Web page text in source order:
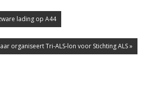
lading op A44
organiseert Tri-ALS-lon voor Stichting ALS »